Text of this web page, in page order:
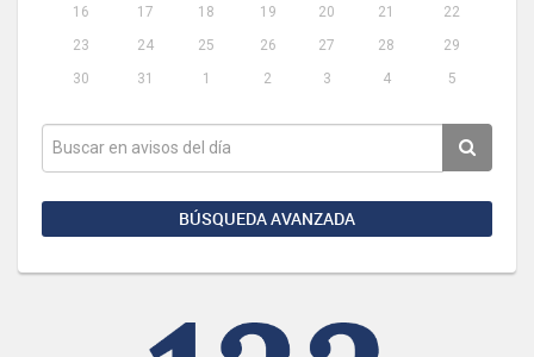
16
17 18 19 20 21
22
23
24 25 26 27 28
29
30
31 1 2 3 4 5
BÚSQUEDA AVANZADA